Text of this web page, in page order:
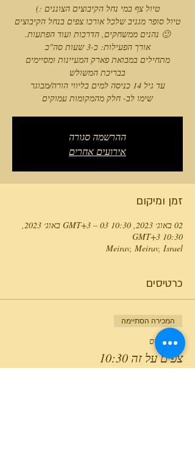
טיול סופר מגניב שלכל אורכו צפים בנחל הקיבוצים
אורך הפעילות: כ-3 שעות סה"כ
מתחילים במבואת פארק המעיינות ומסיימים
שימו לב- חלק מהמקומות עמוקים
ההרשמה סגורה
אירועים אחרים
זמן ומיקום
02 באוג׳ 2023, 10:30 GMT‎+3‎ – 03 באוג׳ 2023,
10:30 GMT‎+3‎
Meirav, Meirav, Israel
כרטיסים
המכירה הסתיימה
סוג כרטיס
צפים על זה 10:30